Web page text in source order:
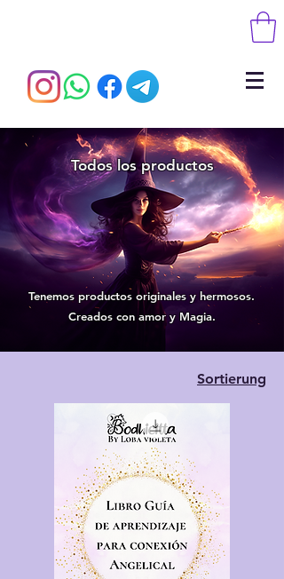
Todos los productos
Tenemos productos originales y hermosos.
Creados con amor y Magia.
Sortierung